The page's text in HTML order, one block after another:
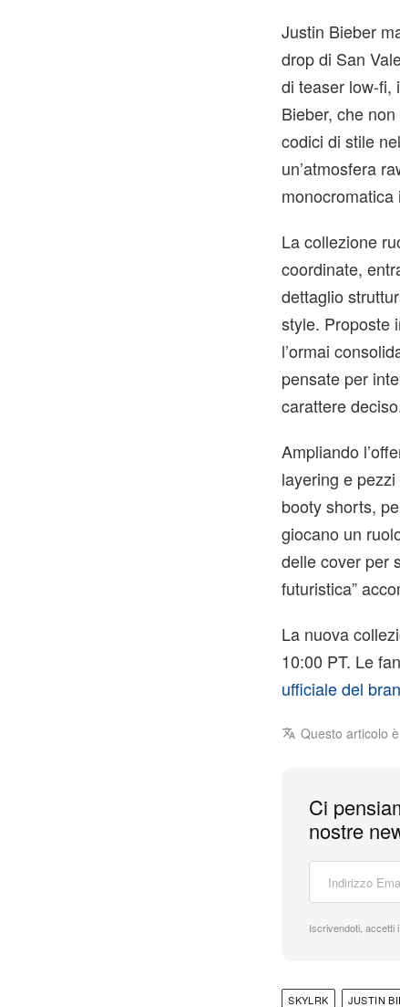
Justin Bieber
drop di San
di teaser low-fi,
Bieber, che
codici di stile
un’atmosfera
La collezione
coordinate,
dettaglio
style. Proposte
l’ormai
pensate per
carattere
Ampliando
layering e
booty shorts,
giocano un
delle cover per
futuristica”
La nuova
10:00 PT. Le
ufficiale del
Questo articolo
Ci
nostre
Iscrivendoti, accetti
SKYLRK JUSTIN